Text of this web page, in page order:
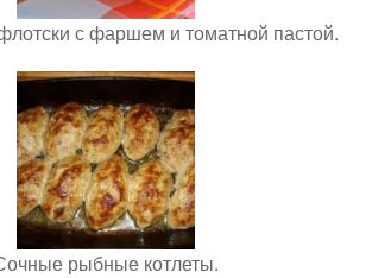
с фаршем и томатной пастой.
рыбные котлеты.